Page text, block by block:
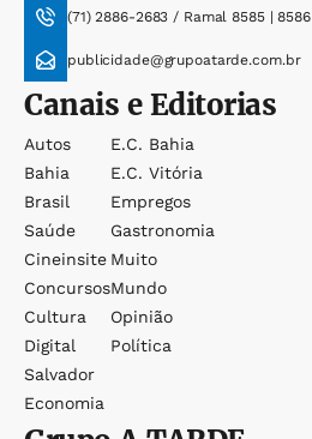
(71) 2886-2683 / Ramal 8585 | 8586
publicidade@grupoatarde.com.br
Canais e Editorias
Autos
Bahia
Brasil
Saúde
Cineinsite
Concursos
Cultura
Digital
Salvador
Economia
E.c. Bahia
E.c. Vitória
Empregos
Gastronomia
Muito
Mundo
Opinião
Política